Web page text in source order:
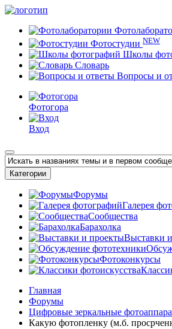
Фотостудии NEW
Школы
Словарь
Вопросы и
Фотогора
Вход
Категории
Форумы
Галерея
Сообщества
Барахолка
Выставки
Фотоконкурсы
Главная
Форумы
Цифровые зеркальные
Какую фотопленку (м.б.